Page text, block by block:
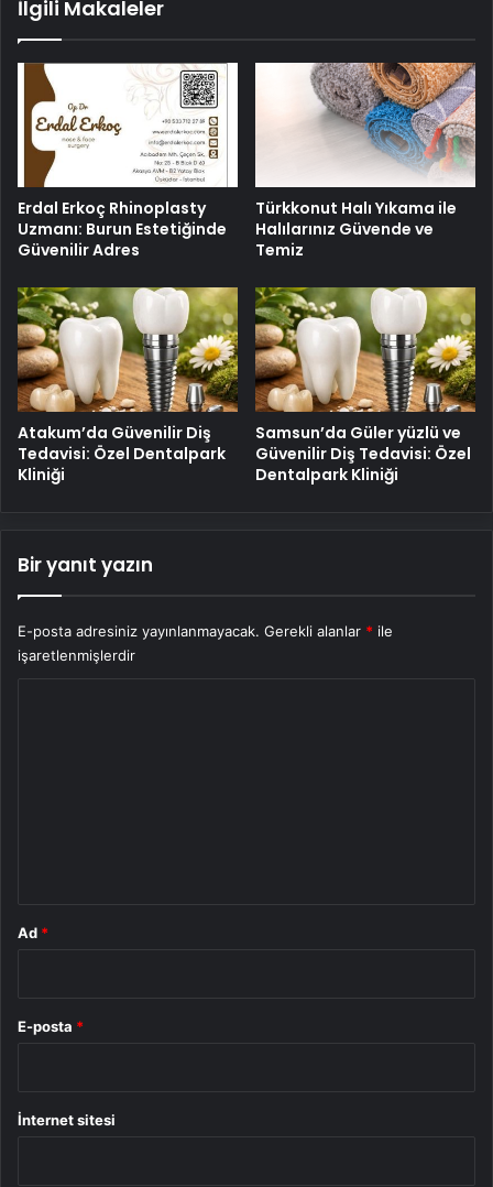
İlgili Makaleler
Erdal Erkoç Rhinoplasty
Uzmanı: Burun Estetiğinde
Güvenilir Adres
Türkkonut Halı Yıkama ile
Halılarınız Güvende ve
Temiz
Atakum’da Güvenilir Diş
Tedavisi: Özel Dentalpark
Kliniği
Samsun’da Güler yüzlü ve
Güvenilir Diş Tedavisi: Özel
Dentalpark Kliniği
Bir yanıt yazın
E-posta adresiniz yayınlanmayacak. Gerekli alanlar * ile
işaretlenmişlerdir
Ad *
E-posta *
İnternet sitesi